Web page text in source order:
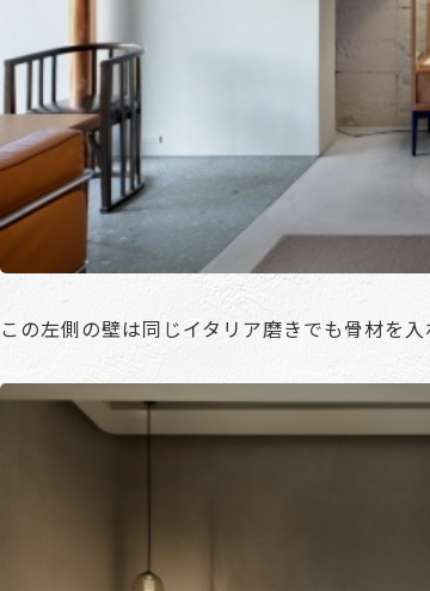
この左側の壁は同じイタリア磨きでも骨材を